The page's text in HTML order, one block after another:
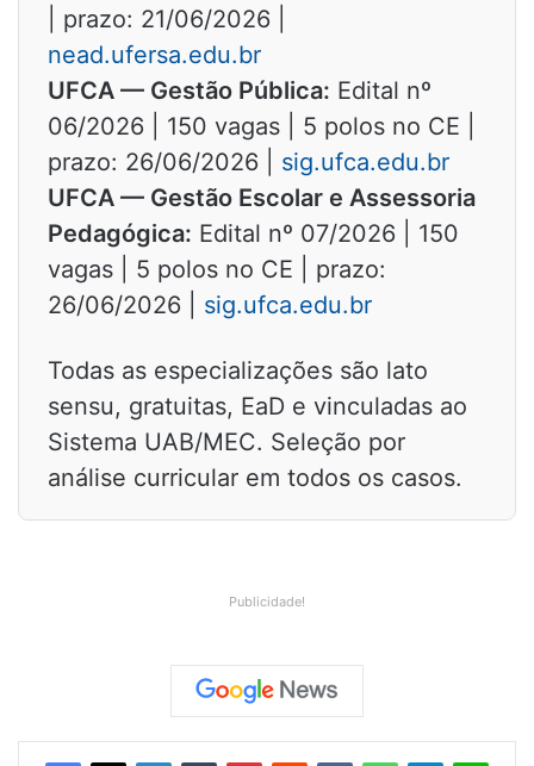
| prazo: 21/06/2026 |
nead.ufersa.edu.br
UFCA — Gestão Pública: Edital nº
06/2026 | 150 vagas | 5 polos no CE |
prazo: 26/06/2026 | sig.ufca.edu.br
UFCA — Gestão Escolar e Assessoria
Pedagógica: Edital nº 07/2026 | 150
vagas | 5 polos no CE | prazo:
26/06/2026 | sig.ufca.edu.br
Todas as especializações são lato
sensu, gratuitas, EaD e vinculadas ao
Sistema UAB/MEC. Seleção por
análise curricular em todos os casos.
Publicidade!